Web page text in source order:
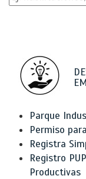
Parque
Permiso
Registra
Registro
Productivas